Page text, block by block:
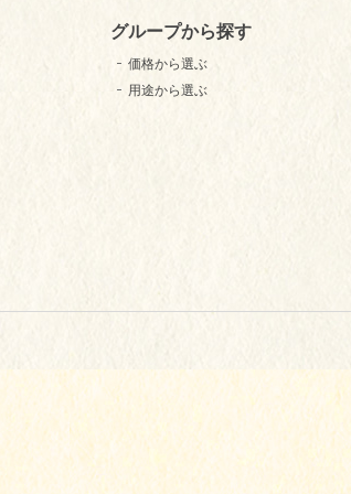
グループから探す
価格から選ぶ
用途から選ぶ